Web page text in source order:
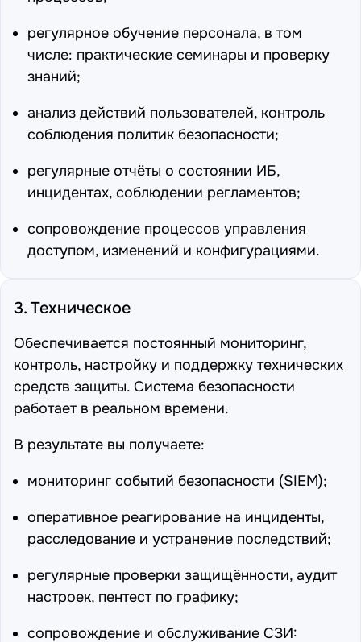
регулярное обучение персонала, в том
числе: практические семинары и проверку
знаний;
анализ действий пользователей, контроль
соблюдения политик безопасности;
регулярные отчёты о состоянии ИБ,
инцидентах, соблюдении регламентов;
сопровождение процессов управления
доступом, изменений и конфигурациями.
3. Техническое
Обеспечивается постоянный мониторинг,
контроль, настройку и поддержку технических
средств защиты. Система безопасности
работает в реальном времени.
В результате вы получаете:
мониторинг событий безопасности (SIEM);
оперативное реагирование на инциденты,
расследование и устранение последствий;
регулярные проверки защищённости, аудит
настроек, пентестпо графику;
сопровождение и обслуживание СЗИ: